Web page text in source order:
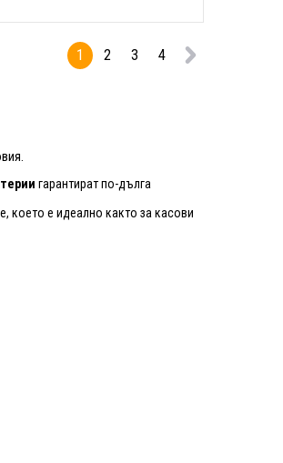
1 2 3 4
гарантират по-дълга
което е идеално както за касови